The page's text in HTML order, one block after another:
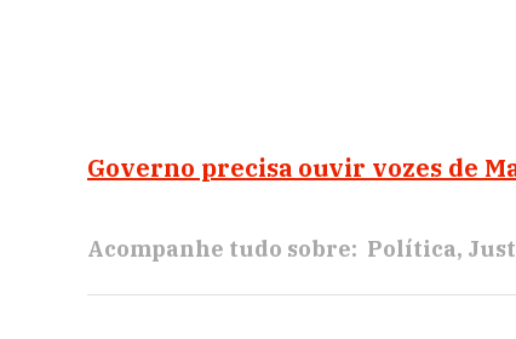
Governo precisa ouvir vozes de
Acompanhe tudo sobre: Política